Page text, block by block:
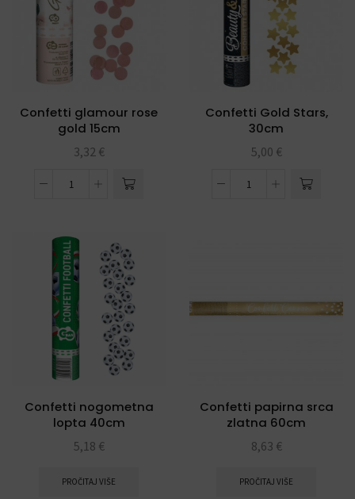
Confetti glamour rose
gold 15cm
3,32 €
Confetti Gold Stars,
30cm
5,00 €
Confetti nogometna
lopta 40cm
5,18 €
PROČITAJ VIŠE
Confetti papirna srca
zlatna 60cm
8,63 €
PROČITAJ VIŠE